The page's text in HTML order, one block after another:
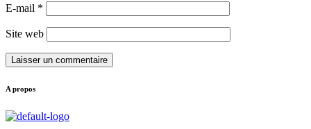
E-mail *
Site web
A propos